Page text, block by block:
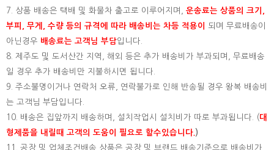
7. 상품 배송은 택배 및 화물차 출고로 이루어지며, 운송료는 상품의 크기,
부피, 무게, 수량 등의 규격에 따라 배송비는 차등 적용이
되며 무료배송이
아닌경우 배송료는 고객님 부담입니다.
8. 제주도 및 도서산간 지역, 해외 등은 추가 배송비가 부과되며, 무료배송
일 경우 추가 배송비만 지불하시면 됩니다.
9. 주소불명이거나 연락처 오류, 연락불가로 인해 반송될 경우 왕복 배송비
는 고객님 부담입니다.
10. 배송은 집앞까지 배송하며, 설치작업시 설치비가 따로 부과됩니다. (대
형제품을 내릴때 고객의 도움이 필요로 할수있습니다. )
11. 공장 및 업체조건배송 상품은 공장 및 브랜드 배송기준으로 배송비가